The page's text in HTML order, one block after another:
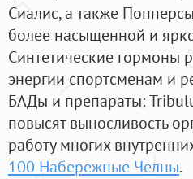
Сиалис, а также
более насыщенной и
Синтетические гормоны
энергии спортсменам и
БАДы и препараты:
повысят выносливость
работу многих
100 Набережные Челны.